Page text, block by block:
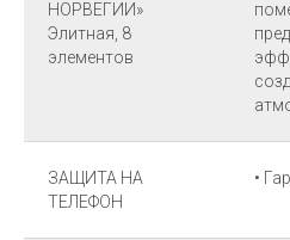
НОРВЕГИИ»
Элитная, 8
элементов
ЗАЩИТА НА
ТЕЛЕФОН
•